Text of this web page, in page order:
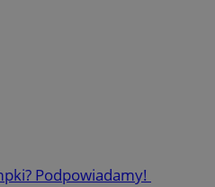
Podpowiadamy!